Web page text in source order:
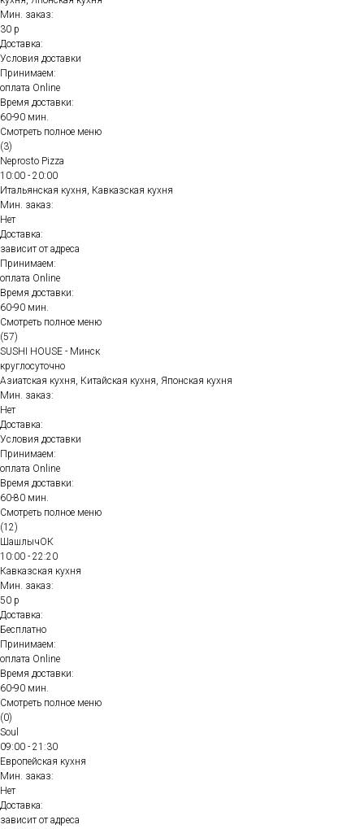
Мин. заказ:
30 р
Доставка:
Условия доставки
Принимаем:
оплата Online
Время доставки:
60-90 мин.
Смотреть полное меню
(3)
Neprosto Pizza
10:00 - 20:00
Итальянская кухня, Кавказская кухня
Мин. заказ:
Нет
Доставка:
зависит от адреса
Принимаем:
оплата Online
Время доставки:
60-90 мин.
Смотреть полное меню
(57)
SUSHI HOUSE - Минск
круглосуточно
Азиатская кухня, Китайская кухня, Японская кухня
Мин. заказ:
Нет
Доставка:
Условия доставки
Принимаем:
оплата Online
Время доставки:
60-80 мин.
Смотреть полное меню
(12)
ШашлычОК
10:00 - 22:20
Кавказская кухня
Мин. заказ:
50 р
Доставка:
Бесплатно
Принимаем:
оплата Online
Время доставки:
60-90 мин.
Смотреть полное меню
(0)
Soul
09:00 - 21:30
Европейская кухня
Мин. заказ:
Нет
Доставка:
зависит от адреса